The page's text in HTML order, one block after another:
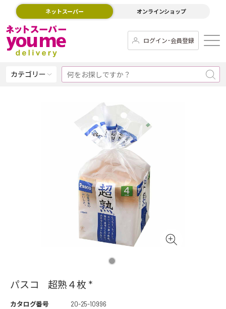
ネットスーパー オンラインショップ
ログイン･会員登録
カテゴリー
パスコ 超熟４枚 *
カタログ番号
20-25-10996